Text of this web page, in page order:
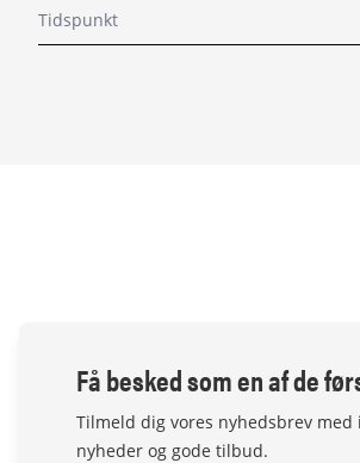
Få besked som en af de
Tilmeld dig vores nyhedsbrev
nyheder og gode tilbud.